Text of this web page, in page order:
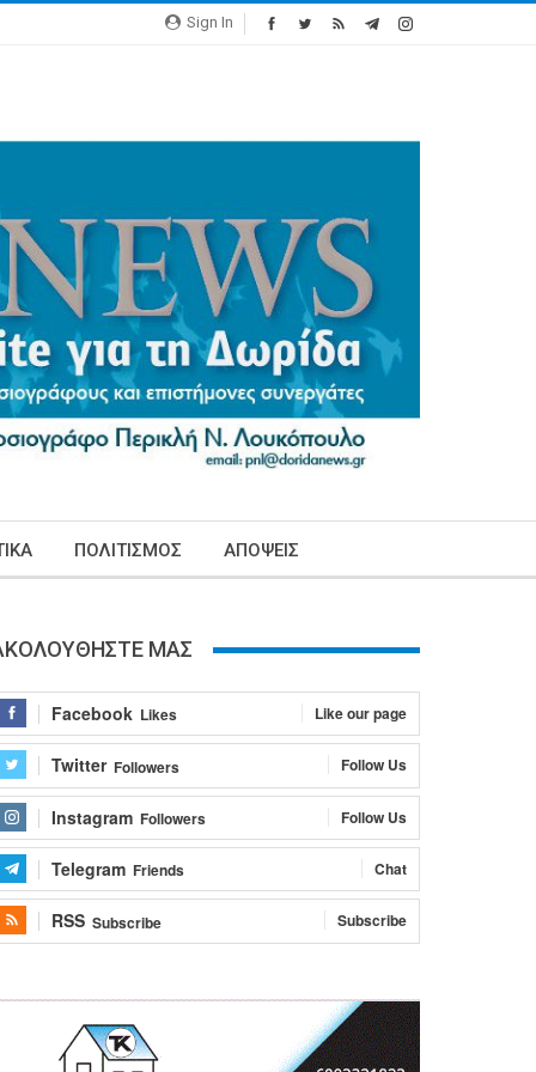
Sign In
ΠΟΛΙΤΙΣΜΟΣ ΑΠΟΨΕΙΣ
ΜΑΣ
Facebook Likes Like our page
Twitter Followers Follow Us
Instagram Followers Follow Us
Telegram Friends Chat
RSS Subscribe Subscribe